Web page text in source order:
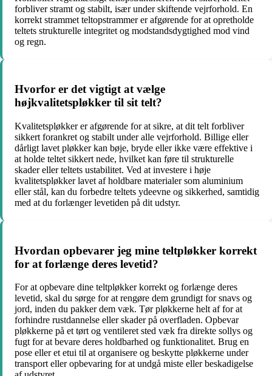
forbliver stramt og stabilt, især under skiftende vejrforhold. En
korrekt strammet teltopstrammer er afgørende for at opretholde
teltets strukturelle integritet og modstandsdygtighed mod vind
og regn.
Hvorfor er det vigtigt at vælge
højkvalitetspløkker til sit telt?
Kvalitetspløkker er afgørende for at sikre, at dit telt forbliver
sikkert forankret og stabilt under alle vejrforhold. Billige eller
dårligt lavet pløkker kan bøje, bryde eller ikke være effektive i
at holde teltet sikkert nede, hvilket kan føre til strukturelle
skader eller teltets ustabilitet. Ved at investere i høje
kvalitetspløkker lavet af holdbare materialer som aluminium
eller stål, kan du forbedre teltets ydeevne og sikkerhed, samtidig
med at du forlænger levetiden på dit udstyr.
Hvordan opbevarer jeg mine teltpløkker korrekt
for at forlænge deres levetid?
For at opbevare dine teltpløkker korrekt og forlænge deres
levetid, skal du sørge for at rengøre dem grundigt for snavs og
jord, inden du pakker dem væk. Tør pløkkerne helt af for at
forhindre rustdannelse eller skader på overfladen. Opbevar
pløkkerne på et tørt og ventileret sted væk fra direkte sollys og
fugt for at bevare deres holdbarhed og funktionalitet. Brug en
pose eller et etui til at organisere og beskytte pløkkerne under
transport eller opbevaring for at undgå miste eller beskadigelse